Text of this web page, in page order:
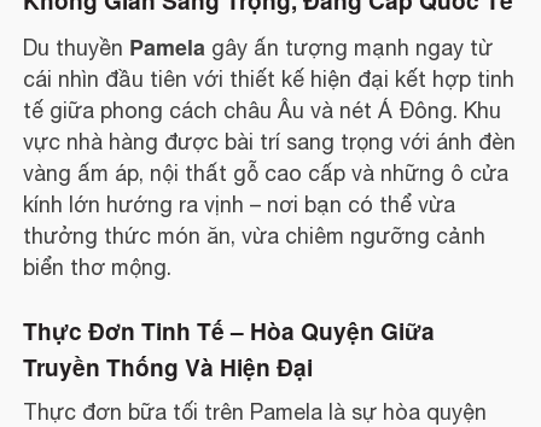
Du thuyền Pamela gây ấn tượng mạnh ngay từ
cái nhìn đầu tiên với thiết kế hiện đại kết hợp tinh
tế giữa phong cách châu Âu và nét Á Đông. Khu
vực nhà hàng được bài trí sang trọng với ánh đèn
vàng ấm áp, nội thất gỗ cao cấp và những ô cửa
kính lớn hướng ra vịnh – nơi bạn có thể vừa
thưởng thức món ăn, vừa chiêm ngưỡng cảnh
biển thơ mộng.
Thực Đơn Tinh Tế – Hòa Quyện Giữa
Truyền Thống Và Hiện Đại
Thực đơn bữa tối trên Pamela là sự hòa quyện